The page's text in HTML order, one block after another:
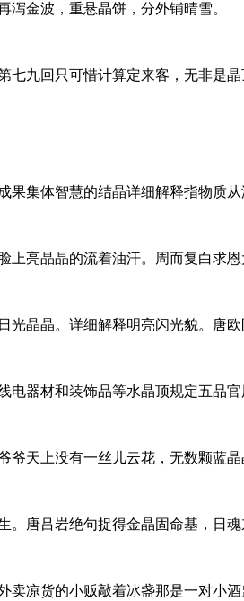
金波，重悬晶饼，分外铺晴雪。
七九回只可惜计算定来客，无非是
集体智慧的结晶详细解释指物质
上亮晶晶的流着油汗。周而复白求
光晶晶。详细解释明亮闪光貌。唐
电器材和装饰品等水晶顶规定五品
天上没有一丝儿云花，无数颗蓝晶
。唐吕岩绝句捉得金晶固命基，日
卖凉货的小贩敲着冰盏那是一对小